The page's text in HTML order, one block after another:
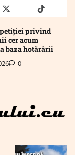
twitter truthtiktok
petiției privind
cer acum
baza hotărârii
0